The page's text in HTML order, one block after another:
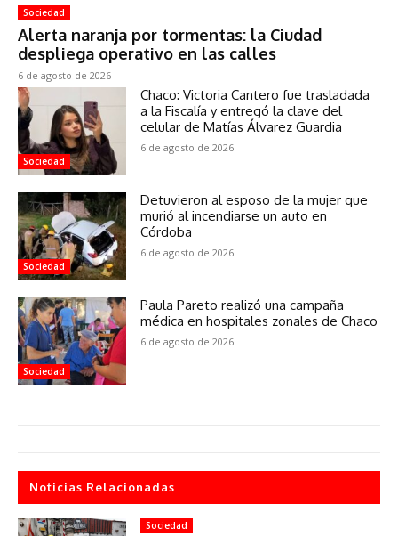
Sociedad
Alerta naranja por tormentas: la Ciudad
despliega operativo en las calles
6 de agosto de 2026
Sociedad
Chaco: Victoria Cantero fue trasladada
a la Fiscalía y entregó la clave del
celular de Matías Álvarez Guardia
6 de agosto de 2026
Sociedad
Detuvieron al esposo de la mujer que
murió al incendiarse un auto en
Córdoba
6 de agosto de 2026
Sociedad
Paula Pareto realizó una campaña
médica en hospitales zonales de Chaco
6 de agosto de 2026
Noticias Relacionadas
Sociedad